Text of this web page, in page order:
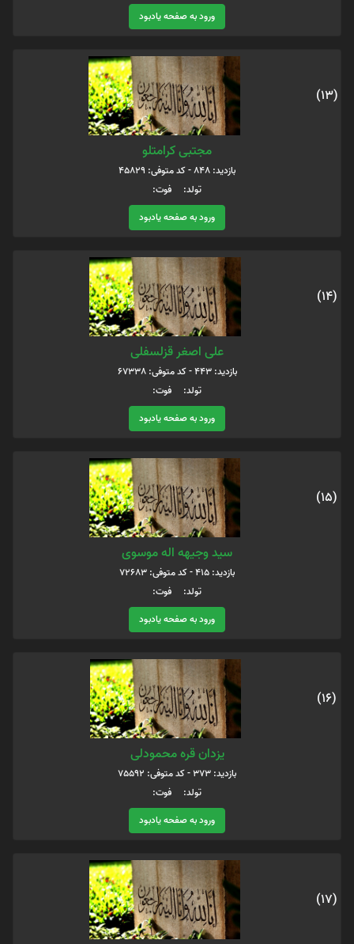
ورود به صفحه یادبود
(13)
مجتبی کرامتلو
بازدید: 848 - کد متوفی: 45829
تولد: فوت:
ورود به صفحه یادبود
(14)
علی اصغر قزلسفلی
بازدید: 443 - کد متوفی: 67338
تولد: فوت:
ورود به صفحه یادبود
(15)
سید وجیهه اله موسوی
بازدید: 415 - کد متوفی: 72683
تولد: فوت:
ورود به صفحه یادبود
(16)
یزدان قره محمودلی
بازدید: 373 - کد متوفی: 75592
تولد: فوت:
ورود به صفحه یادبود
(17)